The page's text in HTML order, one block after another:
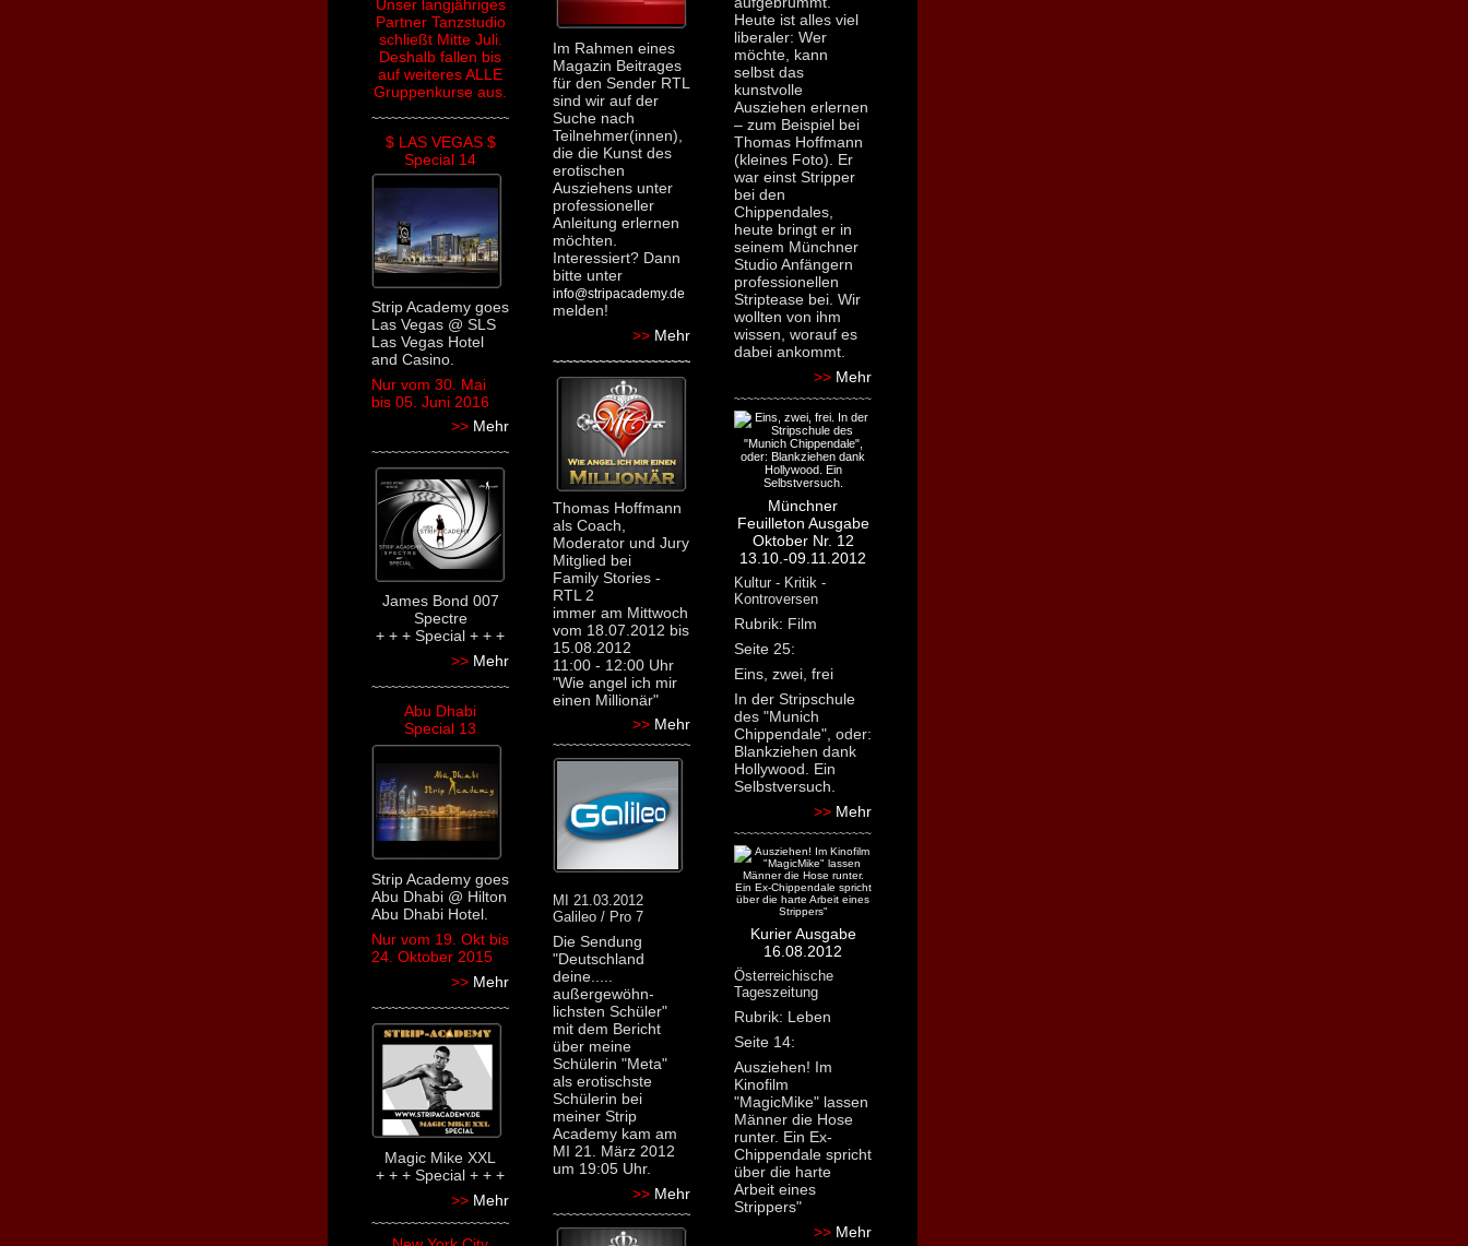
Unser langjähriges
Partner Tanzstudio
schließt Mitte Juli.
Deshalb fallen bis
auf weiteres ALLE
Gruppenkurse aus.
~~~~~~~~~~~~~~~~~~~~~
$ LAS VEGAS $
Special 14
Strip Academy goes
Las Vegas @ SLS
Las Vegas Hotel
and Casino.
Nur vom 30. Mai
bis 05. Juni 2016
>> Mehr
~~~~~~~~~~~~~~~~~~~~~
James Bond 007
Spectre
+ + + Special + + +
>> Mehr
~~~~~~~~~~~~~~~~~~~~~
Abu Dhabi
Special 13
Strip Academy goes
Abu Dhabi @ Hilton
Abu Dhabi Hotel.
Nur vom 19. Okt bis
24. Oktober 2015
>> Mehr
~~~~~~~~~~~~~~~~~~~~~
Magic Mike XXL
+ + + Special + + +
>> Mehr
~~~~~~~~~~~~~~~~~~~~~
Im Rahmen eines
Magazin Beitrages
für den Sender RTL
sind wir auf der
Suche nach
Teilnehmer(innen),
die die Kunst des
erotischen
Ausziehens unter
professioneller
Anleitung erlernen
möchten.
Interessiert? Dann
bitte unter
info@stripacademy.de
melden!
>> Mehr
~~~~~~~~~~~~~~~~~~~~~
Thomas Hoffmann
als Coach,
Moderator und Jury
Mitglied bei
Family Stories -
RTL 2
immer am Mittwoch
vom 18.07.2012 bis
15.08.2012
11:00 - 12:00 Uhr
"Wie angel ich mir
einen Millionär"
>> Mehr
~~~~~~~~~~~~~~~~~~~~~
MI 21.03.2012
Galileo / Pro 7
Die Sendung
"Deutschland
deine.....
außergewöhn-
lichsten Schüler"
mit dem Bericht
über meine
Schülerin "Meta"
als erotischste
Schülerin bei
meiner Strip
Academy kam am
MI 21. März 2012
um 19:05 Uhr.
>> Mehr
~~~~~~~~~~~~~~~~~~~~~
Heute ist alles viel
liberaler: Wer
möchte, kann
selbst das
kunstvolle
Ausziehen erlernen
– zum Beispiel bei
Thomas Hoffmann
(kleines Foto). Er
war einst Stripper
bei den
Chippendales,
heute bringt er in
seinem Münchner
Studio Anfängern
professionellen
Striptease bei. Wir
wollten von ihm
wissen, worauf es
dabei ankommt.
>> Mehr
~~~~~~~~~~~~~~~~~~~~~
Münchner
Feuilleton Ausgabe
Oktober Nr. 12
13.10.-09.11.2012
Kultur - Kritik -
Kontroversen
Rubrik: Film
Seite 25:
Eins, zwei, frei
In der Stripschule
des "Munich
Chippendale", oder:
Blankziehen dank
Hollywood. Ein
Selbstversuch.
>> Mehr
~~~~~~~~~~~~~~~~~~~~~
Kurier Ausgabe
16.08.2012
Österreichische
Tageszeitung
Rubrik: Leben
Seite 14:
Ausziehen! Im
Kinofilm
"MagicMike" lassen
Männer die Hose
runter. Ein Ex-
Chippendale spricht
über die harte
Arbeit eines
Strippers"
>> Mehr